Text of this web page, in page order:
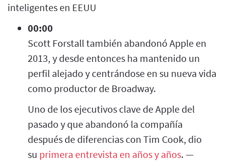
inteligentes en EEUU
00:00
Scott Forstall también abandonó Apple en
2013, y desde entonces ha mantenido un
perfil alejado y centrándose en su nueva vida
como productor de Broadway.
Uno de los ejecutivos clave de Apple del
pasado y que abandonó la compañía
después de diferencias con Tim Cook, dio
su primera entrevista en años y años. —